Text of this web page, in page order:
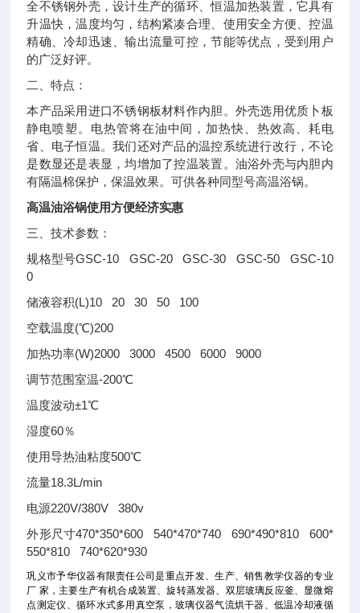
全不锈钢外壳，设计生产的循环、恒温加热装置，它具有
升温快，温度均匀，结构紧凑合理、使用安全方便、控温
精确、冷却迅速、输出流量可控，节能等优点，受到用户
的广泛好评。
二、特点：
本产品采用进口不锈钢板材料作内胆。外壳选用优质卜板
静电喷塑。电热管将在油中间，加热快、热效高、耗电
省、电子恒温。我们还对产品的温控系统进行改行，不论
是数显还是表显，均增加了控温装置。油浴外壳与内胆内
有隔温棉保护，保温效果。可供各种同型号高温浴锅。
高温油浴锅使用方便经济实惠
三、技术参数：
规格型号GSC-10 GSC-20 GSC-30 GSC-50 GSC-10
0
储液容积(L)10 20 30 50 100
空载温度(℃)200
加热功率(W)2000 3000 4500 6000 9000
调节范围室温-200℃
温度波动±1℃
湿度60％
使用导热油粘度500℃
流量18.3L/min
电源220V/380V 380v
外形尺寸470*350*600 540*470*740 690*490*810 600*
550*810 740*620*930
巩义市予华仪器有限责任公司是重点开发、生产、销售教学仪器的专业
厂 家，主要生产有机合成装置、旋转蒸发器、双层玻璃反应釜、显微熔
点测定仪、循环水式多用真空泵，玻璃仪器气流烘干器、低温冷却液循